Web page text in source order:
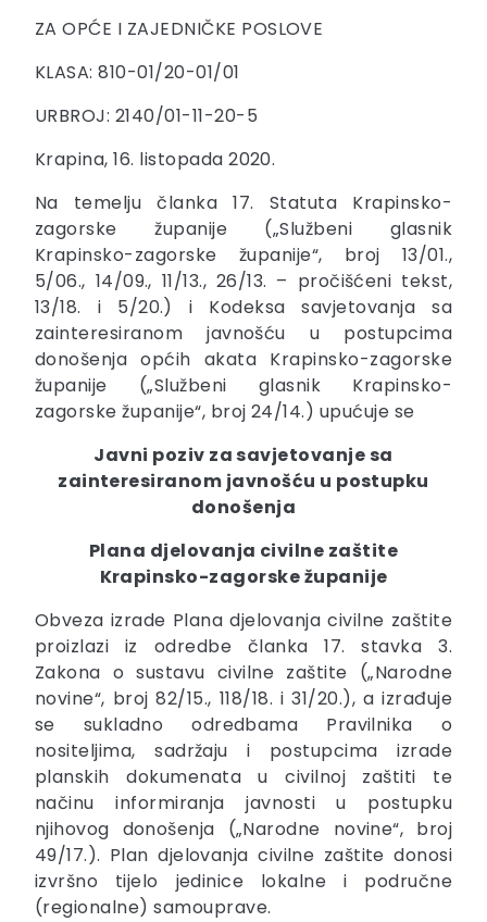
ZA OPĆE I ZAJEDNIČKE POSLOVE
KLASA: 810-01/20-01/01
URBROJ: 2140/01-11-20-5
Krapina, 16. listopada 2020.
Na temelju članka 17. Statuta Krapinsko-
zagorske županije („Službeni glasnik
Krapinsko-zagorske županije“, broj 13/01.,
5/06., 14/09., 11/13., 26/13. – pročišćeni tekst,
13/18. i 5/20.) i Kodeksa savjetovanja sa
zainteresiranom javnošću u postupcima
donošenja općih akata Krapinsko-zagorske
županije („Službeni glasnik Krapinsko-
zagorske županije“, broj 24/14.) upućuje se
Javni poziv za savjetovanje sa
zainteresiranom javnošću u postupku
donošenja
Plana djelovanja civilne zaštite
Krapinsko-zagorske županije
Obveza izrade Plana djelovanja civilne zaštite
proizlazi iz odredbe članka 17. stavka 3.
Zakona o sustavu civilne zaštite („Narodne
novine“, broj 82/15., 118/18. i 31/20.), a izrađuje
se sukladno odredbama Pravilnika o
nositeljima, sadržaju i postupcima izrade
planskih dokumenata u civilnoj zaštiti te
načinu informiranja javnosti u postupku
njihovog donošenja („Narodne novine“, broj
49/17.). Plan djelovanja civilne zaštite donosi
izvršno tijelo jedinice lokalne i područne
(regionalne) samouprave.